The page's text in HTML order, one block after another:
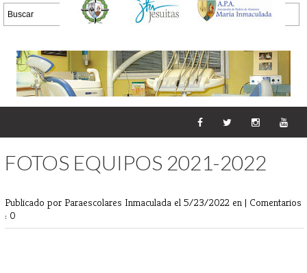
FOTOS EQUIPOS 2021-2022
Publicado por Paraescolares Inmaculada el 5/23/2022 en | Comentarios
: 0